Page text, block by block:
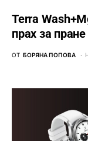
Terra
прах за
ОТ БОРЯНА ПОПОВА